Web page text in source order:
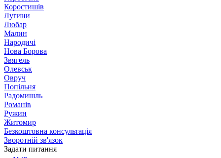
Коростишів
Лугини
Любар
Малин
Народичі
Нова Борова
Звягель
Олевськ
Овруч
Попільня
Радомишль
Романів
Ружин
Житомир
Безкоштовна консультація
Зворотній зв'язок
Задати питання